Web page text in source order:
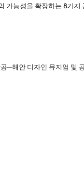
가능성을 확장하는 8가지
—해안 디자인 뮤지엄 및